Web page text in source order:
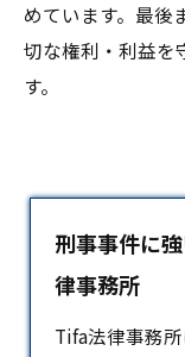
めています。最後
切な権利・利益を
す。
刑事事件に
律事務所
Tifa法律事務